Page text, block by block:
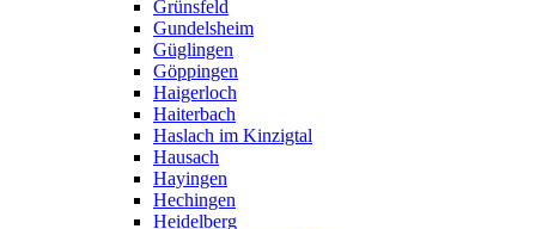
Grünsfeld
Gundelsheim
Güglingen
Göppingen
Haigerloch
Haiterbach
Haslach im Kinzigtal
Hausach
Hayingen
Hechingen
Heidelberg